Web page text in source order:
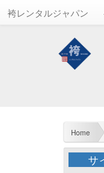
袴レンタルジャパン
Home
サ